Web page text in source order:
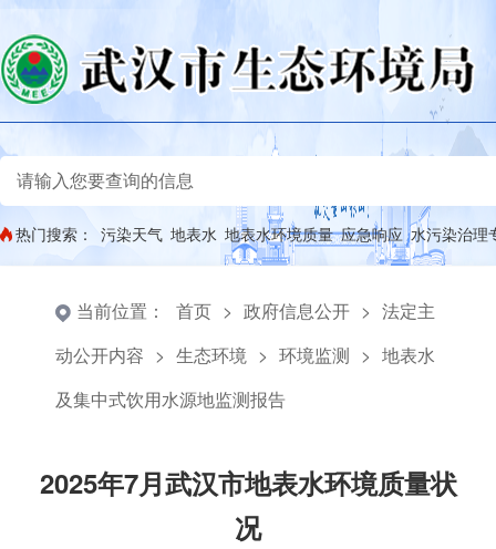
热门搜索： 污染天气 地表水 地表水环境质量 应急响应 水污染治理
当前位置： 首页 > 政府信息公开 > 法定主
动公开内容 > 生态环境 > 环境监测 > 地表水
及集中式饮用水源地监测报告
2025年7月武汉市地表水环境质量状
况